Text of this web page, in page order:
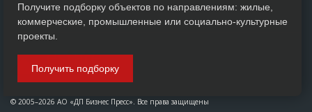
© 2005–2026 АО «ДП Бизнес Пресс». Все права защищены
Получите подборку объектов по направлениям: жилые,
коммерческие, промышленные или социально-культурные
проекты.
Получить подборку